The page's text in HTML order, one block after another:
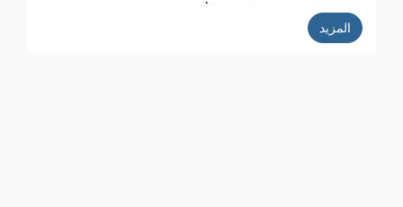
فاطمة بنت زايد بن صقر آل نهيان رئيسة جمعية أم المؤمنين.. تطوراً
المزيد